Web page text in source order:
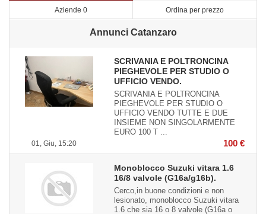
Aziende 0 Ordina per prezzo
Annunci Catanzaro
01, Giu, 15:20
SCRIVANIA E POLTRONCINA
PIEGHEVOLE PER STUDIO O
UFFICIO VENDO.
SCRIVANIA E POLTRONCINA
PIEGHEVOLE PER STUDIO O
UFFICIO VENDO TUTTE E DUE
INSIEME NON SINGOLARMENTE
EURO 100 T ...
100 €
Monoblocco Suzuki vitara 1.6
16/8 valvole (G16a/g16b).
Cerco,in buone condizioni e non
lesionato, monoblocco Suzuki vitara
1.6 che sia 16 o 8 valvole (G16a o